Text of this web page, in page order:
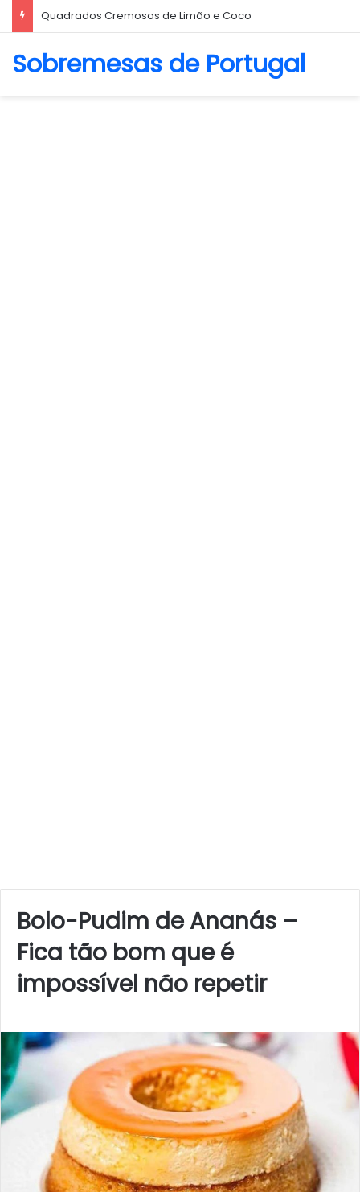
Biscoito Amanteigado
Sobremesas de Portugal
Bolo-Pudim de Ananás –
Fica tão bom que é
impossível não repetir